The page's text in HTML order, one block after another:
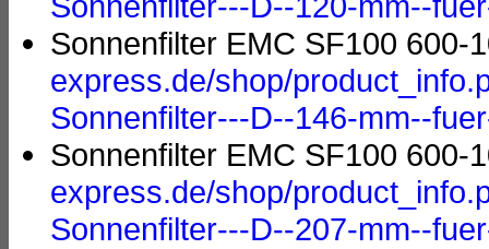
Sonnenfilter EMC SF100 600-
express.de/shop/
Sonnenfilter---D--146-mm--
Sonnenfilter EMC SF100 600-
express.de/shop/
Sonnenfilter---D--207-mm--